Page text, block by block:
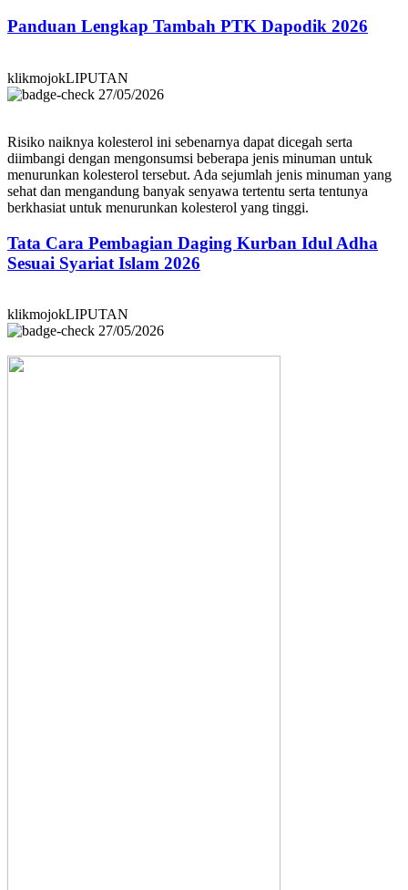
Panduan Lengkap Tambah PTK Dapodik 2026
klikmojokLIPUTAN
27/05/2026
Risiko naiknya kolesterol ini sebenarnya dapat dicegah serta
diimbangi dengan mengonsumsi beberapa jenis minuman untuk
menurunkan kolesterol tersebut. Ada sejumlah jenis minuman yang
sehat dan mengandung banyak senyawa tertentu serta tentunya
berkhasiat untuk menurunkan kolesterol yang tinggi.
Tata Cara Pembagian Daging Kurban Idul Adha
Sesuai Syariat Islam 2026
klikmojokLIPUTAN
27/05/2026